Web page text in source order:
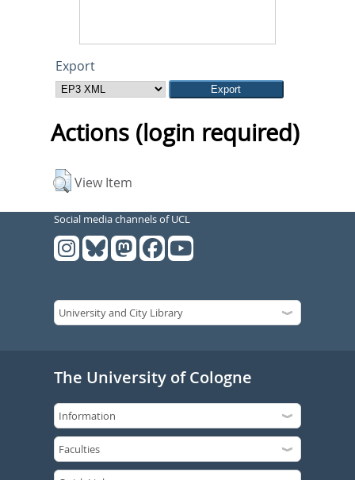
Export
Actions (login required)
View Item
Social media channels of UCL
The University of Cologne